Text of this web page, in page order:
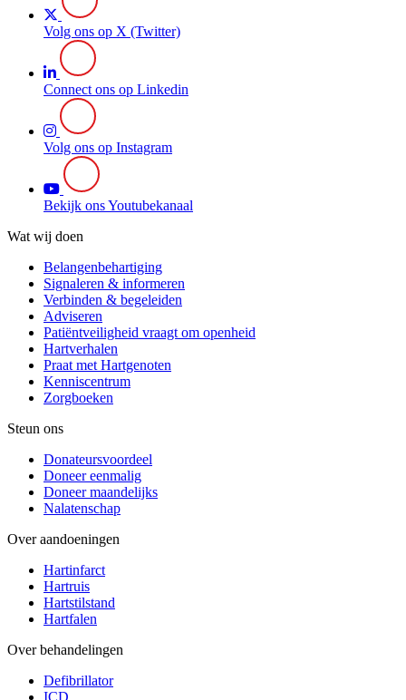
Volg ons op X (Twitter)
Connect ons op Linkedin
Volg ons op Instagram
Bekijk ons Youtubekanaal
Wat wij doen
Belangenbehartiging
Signaleren & informeren
Verbinden & begeleiden
Adviseren
Patiëntveiligheid vraagt om openheid
Hartverhalen
Praat met Hartgenoten
Kenniscentrum
Zorgboeken
Steun ons
Donateursvoordeel
Doneer eenmalig
Doneer maandelijks
Nalatenschap
Over aandoeningen
Hartinfarct
Hartruis
Hartstilstand
Hartfalen
Over behandelingen
Defibrillator
ICD